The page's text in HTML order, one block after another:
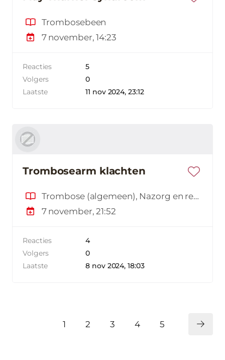
Trombosebeen
7 november, 14:23
Reacties
5
Volgers
0
Laatste
11 nov 2024, 23:12
Trombosearm klachten
Trombose (algemeen), Nazorg en revalidatie
7 november, 21:52
Reacties
4
Volgers
0
Laatste
8 nov 2024, 18:03
1 2 3 4 5